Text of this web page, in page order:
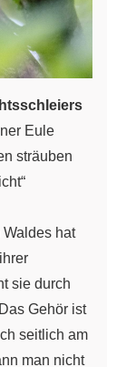
Eule
sträuben
hat
sie durch
Gehör ist
seitlich am
man nicht